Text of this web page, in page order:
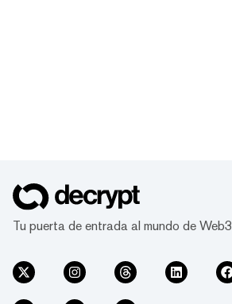
Tu puerta de entrada al mundo de Web3